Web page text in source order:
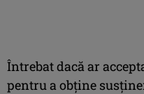
Întrebat dacă ar
pentru a obţine